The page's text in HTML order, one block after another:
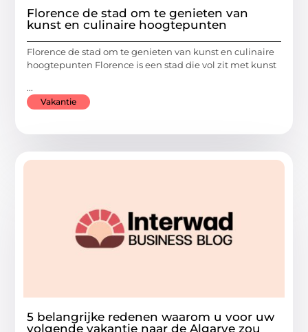
Florence de stad om te genieten van
kunst en culinaire hoogtepunten
Florence de stad om te genieten van kunst en culinaire
hoogtepunten Florence is een stad die vol zit met kunst
...
Vakantie
5 belangrijke redenen waarom u voor uw
volgende vakantie naar de Algarve zou